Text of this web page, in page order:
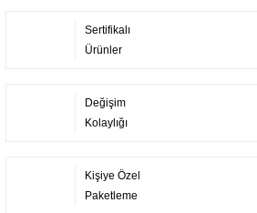
Sertifikalı
Ürünler
Değişim
Kolaylığı
Kişiye Özel
Paketleme